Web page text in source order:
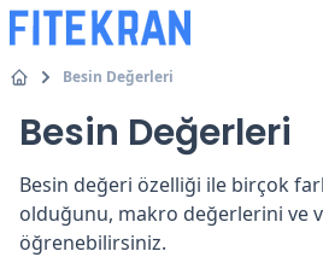
Besin Değerleri
Besin Değerleri
Besin değeri özelliği ile birçok
olduğunu, makro değerlerini ve
öğrenebilirsiniz.